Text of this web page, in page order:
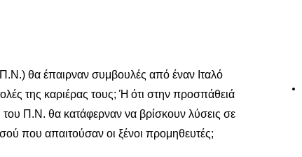
θα έπαιρναν συμβουλές από έναν Ιταλό
της καριέρας τους; Ή ότι στην προσπάθειά
του Π.Ν. θα κατάφερναν να βρίσκουν λύσεις σε
που απαιτούσαν οι ξένοι προμηθευτές;